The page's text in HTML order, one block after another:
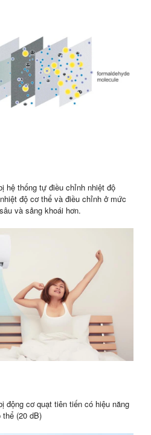
hệ thống tự điều chỉnh nhiệt độ
độ cơ thể và điều chỉnh ở mức
và sảng khoái hơn.
động cơ quạt tiên tiến có hiệu năng
(20 dB)